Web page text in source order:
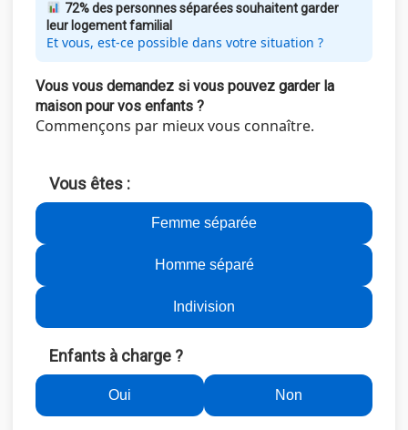
72% des personnes séparées souhaitent garder
leur logement familial
Et vous, est-ce possible dans votre situation ?
Vous vous demandez si vous pouvez garder la
maison pour vos enfants ?
Commençons par mieux vous connaître.
Vous êtes :
Femme séparée
Homme séparé
Indivision
Enfants à charge ?
Oui Non